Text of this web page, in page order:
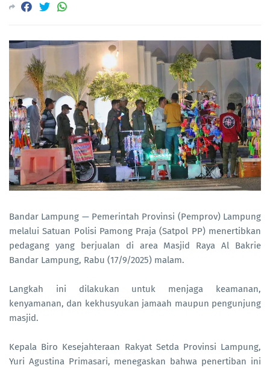
Bandar Lampung — Pemerintah Provinsi (Pemprov) Lampung
melalui Satuan Polisi Pamong Praja (Satpol PP) menertibkan
pedagang yang berjualan di area Masjid Raya Al Bakrie
Bandar Lampung, Rabu (17/9/2025) malam.
Langkah ini dilakukan untuk menjaga keamanan,
kenyamanan, dan kekhusyukan jamaah maupun pengunjung
masjid.
Kepala Biro Kesejahteraan Rakyat Setda Provinsi Lampung,
Yuri Agustina Primasari, menegaskan bahwa penertiban ini